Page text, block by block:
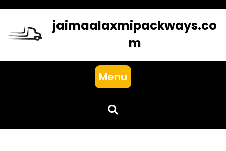
content
jaimaalaxmipackways.co
m
Menu